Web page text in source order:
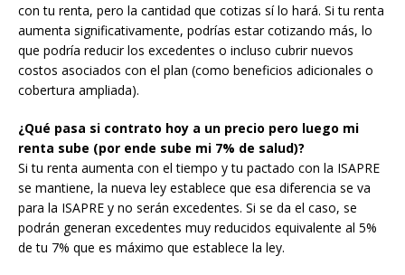
con tu renta, pero la cantidad que cotizas sí lo hará. Si tu renta
aumenta significativamente, podrías estar cotizando más, lo
que podría reducir los excedentes o incluso cubrir nuevos
costos asociados con el plan (como beneficios adicionales o
cobertura ampliada).
¿Qué pasa si contrato hoy a un precio pero luego mi
renta sube (por ende sube mi 7% de salud)?
Si tu renta aumenta con el tiempo y tu pactado con la ISAPRE
se mantiene, la nueva ley establece que esa diferencia se va
para la ISAPRE y no serán excedentes. Si se da el caso, se
podrán generan excedentes muy reducidos equivalente al 5%
de tu 7% que es máximo que establece la ley.